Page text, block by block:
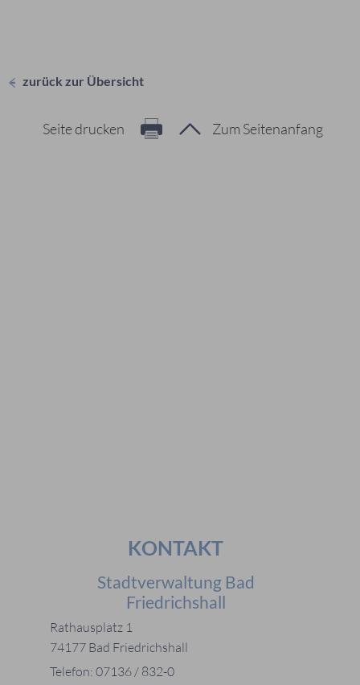
zurück zur Übersicht
Zum Seitenanfang
Seite drucken
KONTAKT
Stadtverwaltung Bad
Friedrichshall
Rathausplatz 1
74177 Bad Friedrichshall
Telefon: 07136 / 832-0